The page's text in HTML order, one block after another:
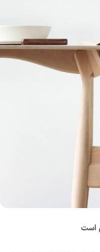
است